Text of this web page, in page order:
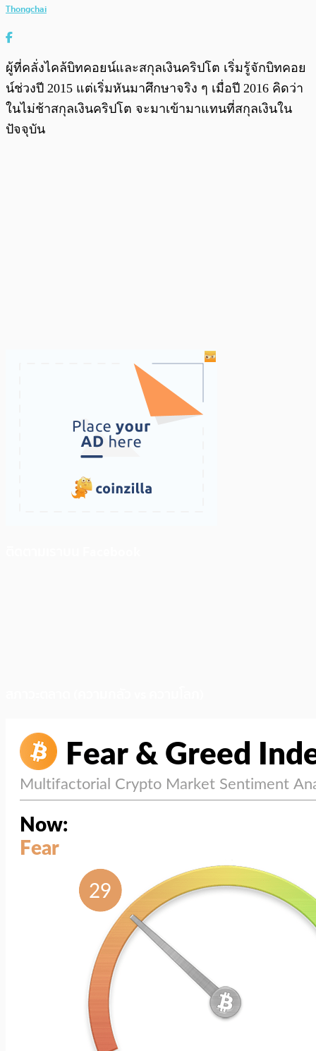
Thongchai
ผู้ที่คลั่งไคล้บิทคอยน์และสกุลเงินคริปโต เริ่มรู้จักบิทคอย
น์ช่วงปี 2015 แต่เริ่มหันมาศึกษาจริง ๆ เมื่อปี 2016 คิดว่า
ในไม่ช้าสกุลเงินคริปโต จะมาเข้ามาแทนที่สกุลเงินใน
ปัจจุบัน